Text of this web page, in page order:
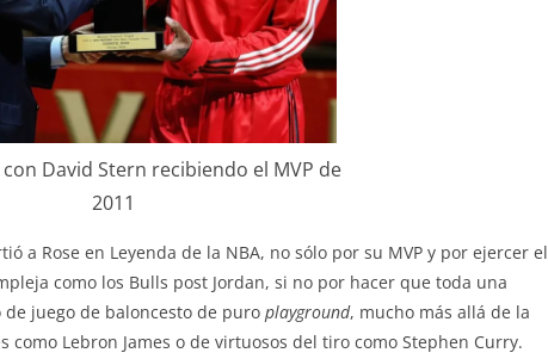
David Stern recibiendo el MVP de
2011
a Rose en Leyenda de la NBA, no sólo por su MVP y por ejercer el
como los Bulls post Jordan, si no por hacer que toda una
juego de baloncesto de puro playground, mucho más allá de la
Lebron James o de virtuosos del tiro como Stephen Curry.